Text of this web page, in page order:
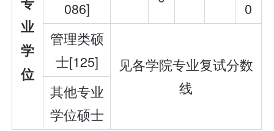
业
学
位
086]
0
管理类硕
士[125]
见各学院专业复试分数
线
其他专业
学位硕士